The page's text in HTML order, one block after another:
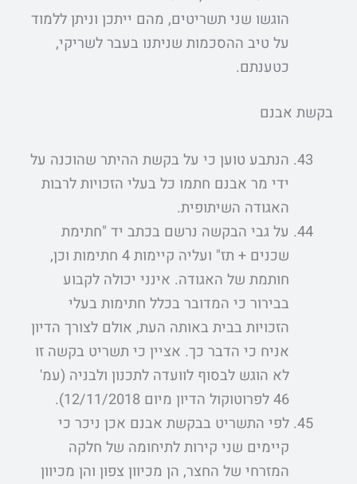
הוגשו שני תשריטים, מהם ייתכן וניתן ללמוד
על טיב ההסכמות שניתנו בעבר לשריקי,
כטענתם.
בקשת אבנם
הנתבע טוען כי על בקשת ההיתר שהוכנה על
ידי מר אבנם חתמו כל בעלי הזכויות לרבות
האגודה השיתופית.
על גבי הבקשה נרשם בכתב יד "חתימת
שכנים + תז" ועליה קיימות 4 חתימות וכן,
חותמת של האגודה. אינני יכולה לקבוע
בבירור כי המדובר בכלל חתימות בעלי
הזכויות בבית באותה העת, אולם לצורך הדיון
אניח כי הדבר כך. אציין כי תשריט בקשה זו
לא הוגש לבסוף לוועדה לתכנון ולבניה (עמ'
46 לפרוטוקול הדיון מיום 12/11/2018).
לפי התשריט בבקשת אבנם אכן ניכר כי
קיימים שני קירות לתיחומה של חלקה
המזרחי של החצר, הן מכיוון צפון והן מכיוון